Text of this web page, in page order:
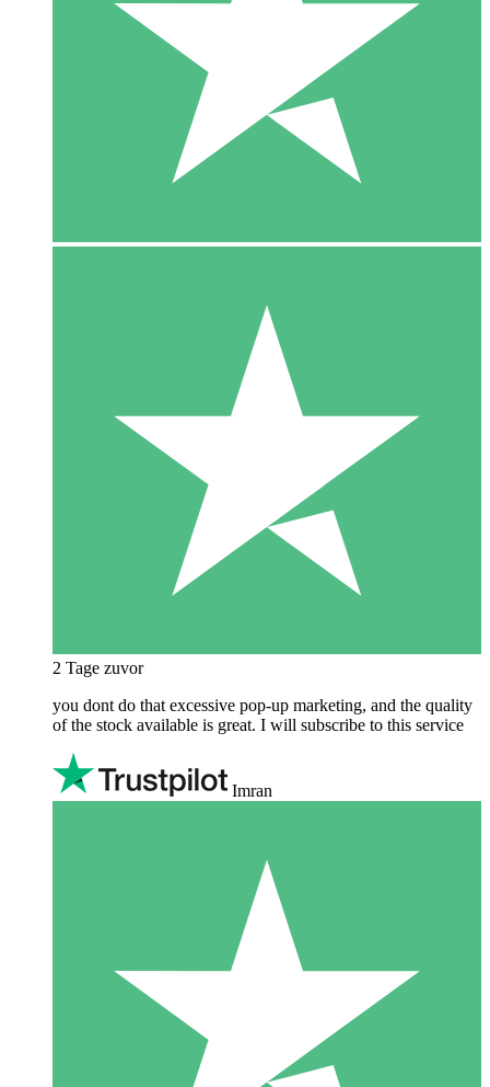
2 Tage zuvor
you dont do that excessive pop-up marketing, and the quality
of the stock available is great. I will subscribe to this service
Imran